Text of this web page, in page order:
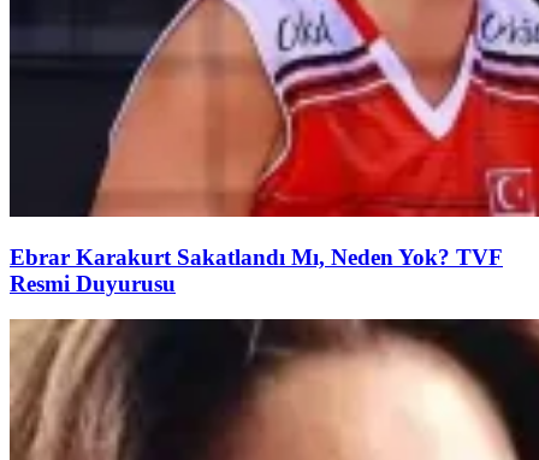
Ebrar Karakurt Sakatlandı Mı, Neden Yok? TVF
Resmi Duyurusu